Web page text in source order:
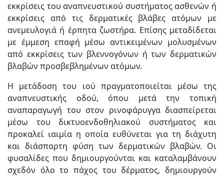
εκκρίσεις του αναπνευστικού συστήματος ασθενών ή
εκκρίσεις από τις δερματικές βλάβες ατόμων με
ανεμευλογιά ή έρπητα ζωστήρα. Επίσης μεταδίδεται
με έμμεση επαφή μέσω αντικειμένων μολυσμένων
από εκκρίσεις των βλεννογόνων ή των δερματικών
βλαβών προσβεβλημένων ατόμων.
Η μετάδοση του ιού πραγματοποιείται μέσω της
αναπνευστικής οδού, όπου μετά την τοπική
αναπαραγωγή του στον ρινοφάρυγγα διασπείρεται
μέσω του δικτυοενδοθηλιακού συστήματος και
προκαλεί ιαιμία η οποία ευθύνεται για τη διάχυτη
και διάσπαρτη φύση των δερματικών βλαβών. Οι
φυσαλίδες που δημιουργούνται και καταλαμ­βάνουν
σχεδόν όλο το πάχος του δέρματος, δημιουργούν